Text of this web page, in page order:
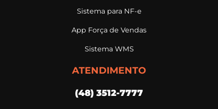
Sistema para NF-e
App Força de Vendas
Sistema WMS
ATENDIMENTO
(48) 3512-7777